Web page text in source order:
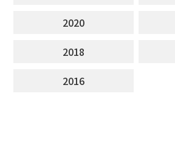
2020
2018
2016